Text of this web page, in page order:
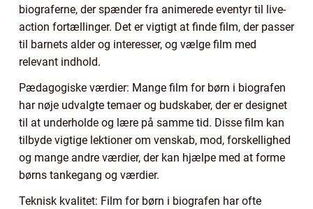
biograferne, der spænder fra animerede eventyr til live-
action fortællinger. Det er vigtigt at finde film, der passer
til barnets alder og interesser, og vælge film med
relevant indhold.
Pædagogiske værdier: Mange film for børn i biografen
har nøje udvalgte temaer og budskaber, der er designet
til at underholde og lære på samme tid. Disse film kan
tilbyde vigtige lektioner om venskab, mod, forskellighed
og mange andre værdier, der kan hjælpe med at forme
børns tankegang og værdier.
Teknisk kvalitet: Film for børn i biografen har ofte